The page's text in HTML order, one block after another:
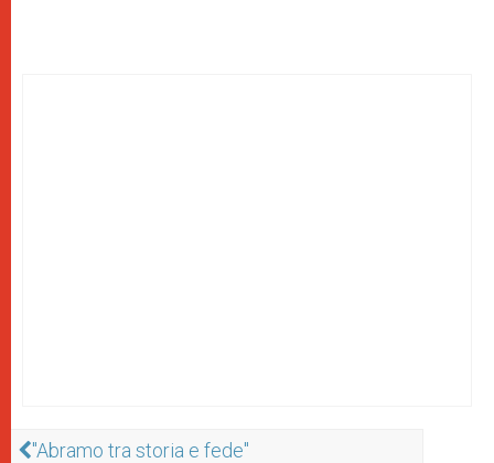
"Abramo tra storia e fede"